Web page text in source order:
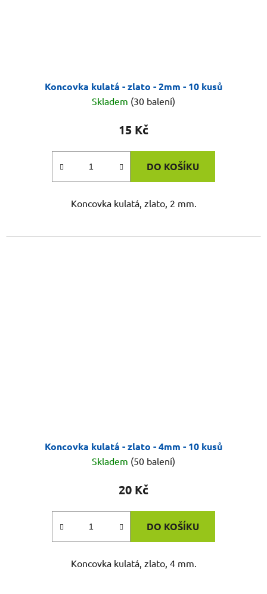
Koncovka kulatá - zlato - 2mm - 10 kusů
Skladem (30 balení)
15 Kč
DO KOŠÍKU
Koncovka kulatá, zlato, 2 mm.
Koncovka kulatá - zlato - 4mm - 10 kusů
Skladem (50 balení)
20 Kč
DO KOŠÍKU
Koncovka kulatá, zlato, 4 mm.